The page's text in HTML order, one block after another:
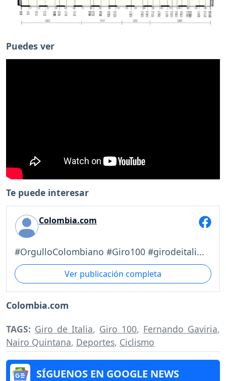
Puedes ver
Te puede interesar
Colombia.com
#OrgulloColombiano #Giro100 #girodeitali...
Ver publicación completa
Colombia.com
TAGS: Giro de Italia, Giro 100, Fernando Gaviria,
Nairo Quintana, Deportes, Ciclismo
SÍGUENOS EN GOOGLE NEWS